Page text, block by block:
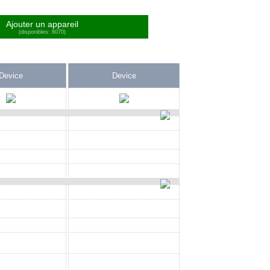
Ajouter un appareil
(disponibles: 6070)
Device Device